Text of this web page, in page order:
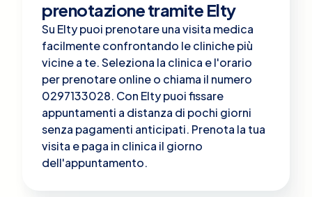
prenotazione tramite Elty
Su Elty puoi prenotare una visita medica
facilmente confrontando le cliniche più
vicine a te. Seleziona la clinica e l'orario
per prenotare online o chiama il numero
0297133028. Con Elty puoi fissare
appuntamenti a distanza di pochi giorni
senza pagamenti anticipati. Prenota la tua
visita e paga in clinica il giorno
dell'appuntamento.